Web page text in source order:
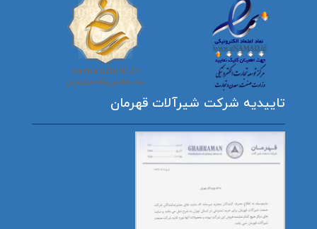
تاییدیه شرکت شیرآلات قهرمان